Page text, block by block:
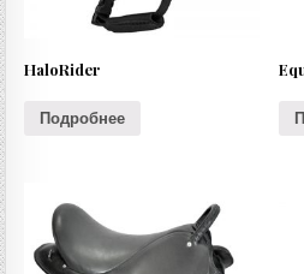
HaloRider
Подробнее